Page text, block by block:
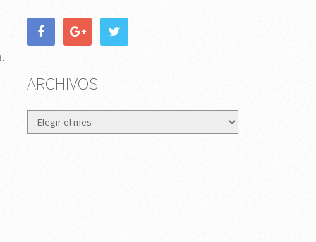
ARCHIVOS
Archivos